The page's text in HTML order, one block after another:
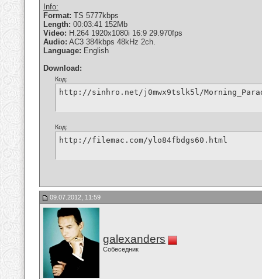
Info:
Format: TS 5777kbps
Length: 00:03:41 152Mb
Video: H.264 1920x1080i 16:9 29.970fps
Audio: AC3 384kbps 48kHz 2ch.
Language: English
Download:
Код:
http://sinhro.net/j0mwx9tslk5l/
Код:
http://filemac.com/ylo84fbdgs60.html
09.07.2012, 11:59
galexanders
Собеседник